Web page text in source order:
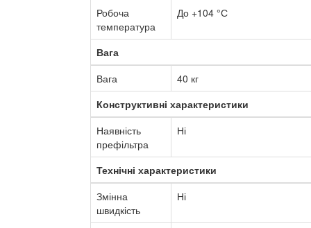
Робоча
температура
До +104 °С
Вага
Вага
40 кг
Конструктивні характеристики
Наявність
префільтра
Ні
Технічні характеристики
Змінна
швидкість
Ні